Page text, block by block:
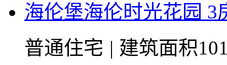
海伦堡海伦时光花园 3
普通住宅 | 建筑面积